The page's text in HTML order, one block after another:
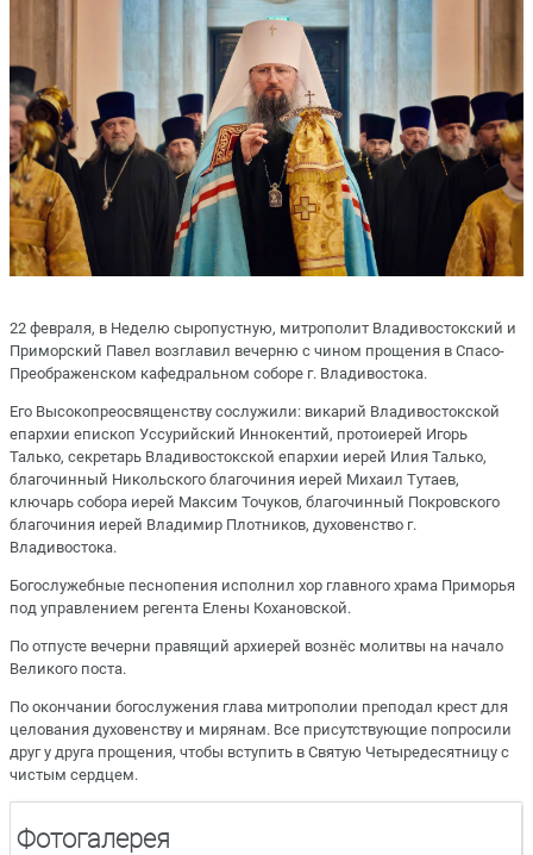
22 февраля, в Неделю сыропустную, митрополит Владивостокский и
Приморский Павел возглавил вечерню с чином прощения в Спасо-
Преображенском кафедральном соборе г. Владивостока.
Его Высокопреосвященству сослужили: викарий Владивостокской
епархии епископ Уссурийский Иннокентий, протоиерей Игорь
Талько, секретарь Владивостокской епархии иерей Илия Талько,
благочинный Никольского благочиния иерей Михаил Тутаев,
ключарь собора иерей Максим Точуков, благочинный Покровского
благочиния иерей Владимир Плотников, духовенство г.
Владивостока.
Богослужебные песнопения исполнил хор главного храма Приморья
под управлением регента Елены Кохановской.
По отпусте вечерни правящий архиерей вознёс молитвы на начало
Великого поста.
По окончании богослужения глава митрополии преподал крест для
целования духовенству и мирянам. Все присутствующие попросили
друг у друга прощения, чтобы вступить в Святую Четыредесятницу с
чистым сердцем.
Фотогалерея